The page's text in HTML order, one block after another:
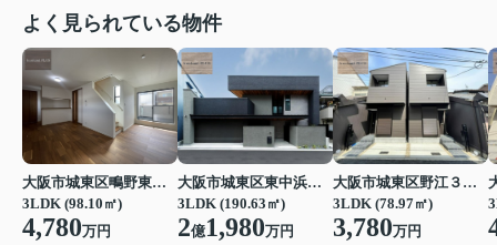
よく見られている物件
大阪市城東区鴫野東３丁目
3LDK (98.10㎡)
4,780万円
大阪市城東区東中浜３丁目
3LDK (190.63㎡)
2億1,980万円
大阪市城東区野江３丁目
3LDK (78.97㎡)
3,780万円